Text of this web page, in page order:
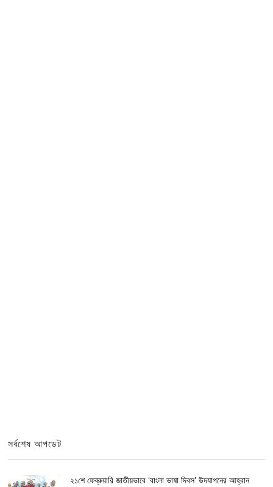
সর্বশেষ আপডেট
২১শে ফেব্রুয়ারি জাতীয়ভাবে ‘বাংলা ভাষা দিবস’ উদযাপনের আহ্বান